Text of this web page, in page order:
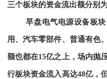
三个板块的资金流出额分别为
早盘电气电源设备板
用、汽车零部件、普通有色
额也都在15亿之上，场内抛
行板块资金流入高达48亿，